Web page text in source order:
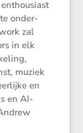
onder­
zal
in elk
muziek
en
en AI-